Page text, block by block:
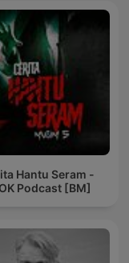
Hantu Seram -
Podcast [BM]